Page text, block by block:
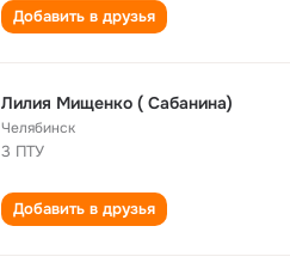
Добавить в друзья
Лилия Мищенко ( Сабанина)
Челябинск
3 ПТУ
Добавить в друзья